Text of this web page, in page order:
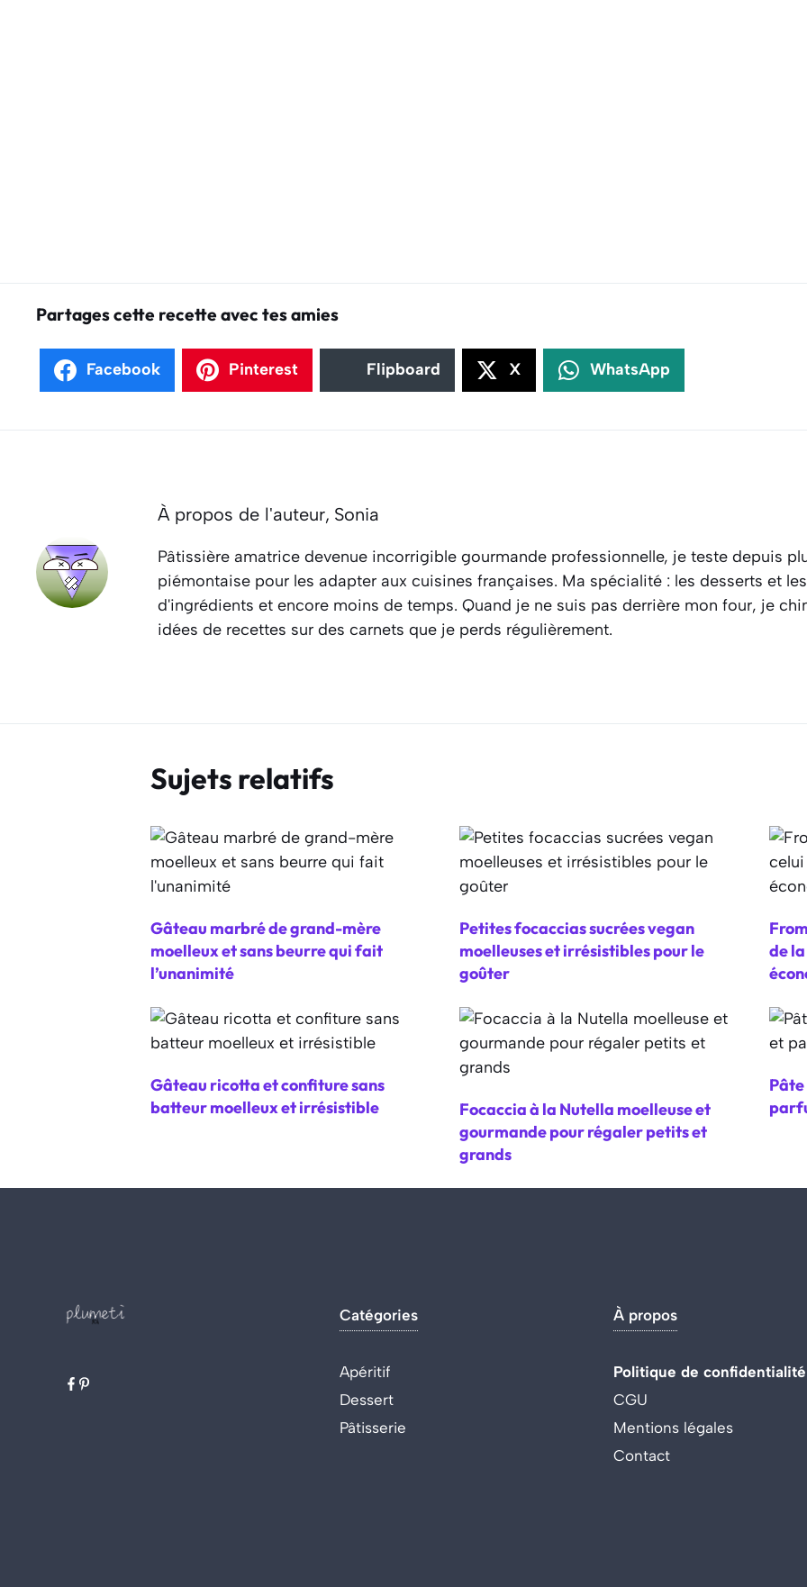
Partages cette recette avec tes amies
Facebook Pinterest Flipboard X WhatsApp
À propos de l'auteur, Sonia
Pâtissière amatrice devenue incorrigible gourmande professionnelle, je teste depuis
piémontaise pour les adapter aux cuisines françaises. Ma spécialité : les desserts et
d'ingrédients et encore moins de temps. Quand je ne suis pas derrière mon four, je
idées de recettes sur des carnets que je perds régulièrement.
Sujets relatifs
Gâteau marbré de grand-mère
moelleux et sans beurre qui fait
l’unanimité
Petites focaccias sucrées vegan
moelleuses et irrésistibles pour le
goûter
de
Gâteau ricotta et confiture sans
batteur moelleux et irrésistible
Focaccia à la Nutella moelleuse et
gourmande pour régaler petits et
grands
Catégories
Apéritif
Dessert
Pâtisserie
À propos
Politique de confidentialité
CGU
Mentions légales
Contact